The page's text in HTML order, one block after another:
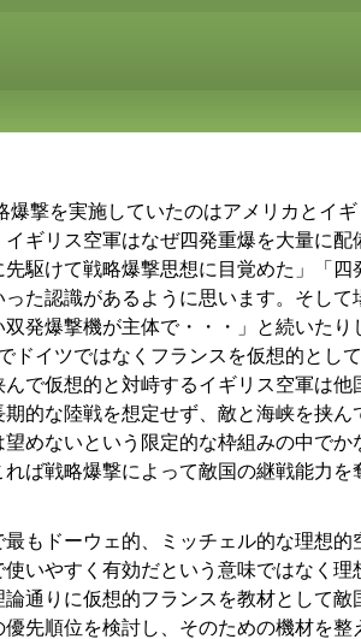
撃を実施していたのはアメリカとイ
ギリス空軍はなぜ四発重爆を大量に配
駆けて戦略爆撃思想に目覚めた」「四
た認識があるように思います。そして
発爆撃機が主体で・・・」と続いたり
イツではなくフランスを仮想的とし
で仮想的と対峙するイギリス空軍は他
的な陸戦を想定せず、敵と海峡を挟ん
めないという限定的な枠組みの中でか
ば戦略爆撃によって敵国の継戦能力を
もドーウェ的、ミッチェル的な理想的
いやすく有効だという意味ではなく
通りに仮想的フランスを教材として
先順位を検討し、そのための機材を整